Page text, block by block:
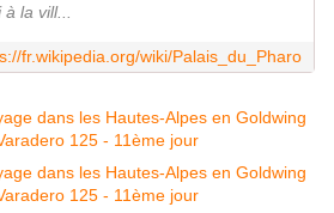
la vill...
fr.wikipedia.org/wiki/Palais_du_Pharo